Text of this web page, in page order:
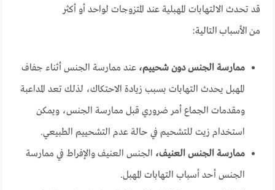
قد تحدث الالتهابات المهبلية عند المتزوجات لواحد أو أكثر
من الأسباب التالية:
ممارسة الجنس دون شحييم، عند ممارسة الجنس أثناء جفاف
المهبل يحدث التهابات بسبب زيادة الاحتكاك، لذلك تعد المداعبة
ومقدمات الجماع أمر ضروري قبل ممارسة الجنس، ويمكن
استخدام زيت للتشحيم في حالة عدم التشحييم الطبيعي.
ممارسة الجنس العنيف، الجنس العنيف والإفراط في ممارسة
الجنس أحد أسباب التهابات المهبل.